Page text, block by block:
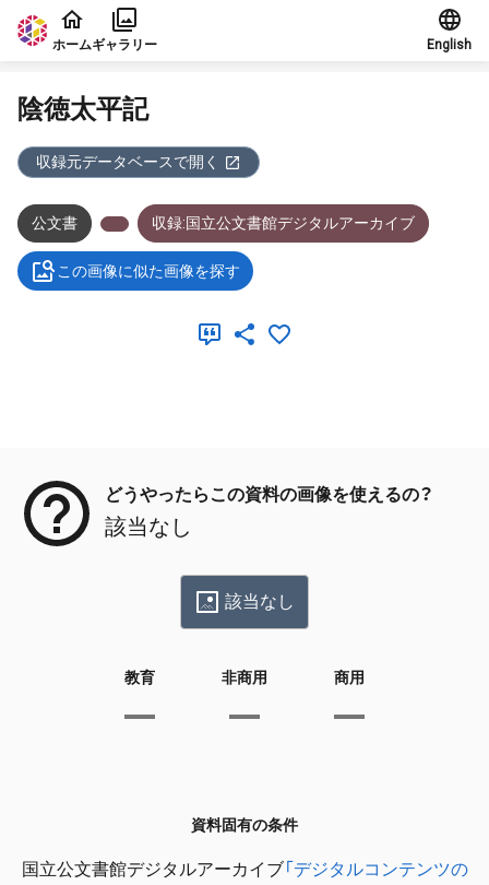
本文に飛ぶ
ホームギャラリー English
陰徳太平記
収録元データベースで開く
公文書 収録:国立公文書館デジタルアーカイブ
この画像に似た画像を探す
どうやったらこの資料の画像を使えるの？
該当なし
該当なし
教育 非商用 商用
資料固有の条件
国立公文書館デジタルアーカイブ「デジタルコンテンツの